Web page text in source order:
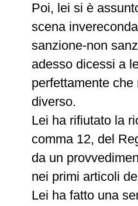
Poi, lei si è
scena
sanzione-non
adesso dicessi a
perfettamente
diverso.
Lei ha rifiutato la
comma 12, del
da un
nei primi articoli
Lei ha fatto una